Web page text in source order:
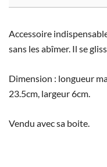
Accessoire
sans les abîmer. Il se
Dimension : longueur
23.5cm, largeur 6cm.
Vendu avec sa boite.